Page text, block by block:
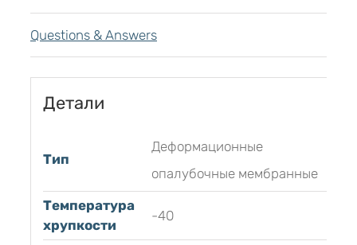
Questions & Answers
Детали
Тип
Деформационные
опалубочные мембранные
Температура
хрупкости
-40